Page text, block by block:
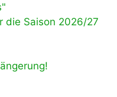
die Saison 2026/27